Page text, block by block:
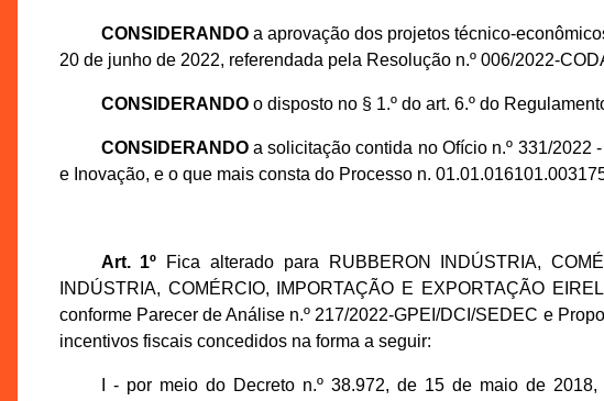
CONSIDERANDOa aprovação dos projetos técnico-
20 de junho de 2022, referendada pela Resolução n.º 006/2022-
CONSIDERANDOo disposto no § 1.º do art. 6.º do
CONSIDERANDOa solicitação contida no Ofício n.º 331/2022
e Inovação, e o que mais consta do Processo n.
Art. 1º Fica alterado para RUBBERON INDÚSTRIA,
INDÚSTRIA, COMÉRCIO, IMPORTAÇÃO E EXPORTAÇÃO
conforme Parecer de Análise n.º 217/2022-GPEI/DCI/SEDEC e
incentivos fiscais concedidos na forma a seguir:
I - por meio do Decreto n.º 38.972, de 15 de maio de